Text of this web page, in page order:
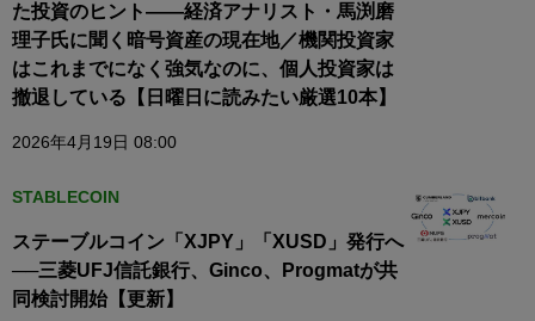
た投資のヒント——経済アナリスト・馬渕磨
理子氏に聞く暗号資産の現在地／機関投資家
はこれまでになく強気なのに、個人投資家は
撤退している【日曜日に読みたい厳選10本】
2026年4月19日 08:00
STABLECOIN
ステーブルコイン「XJPY」「XUSD」発行へ
──三菱UFJ信託銀行、Ginco、Progmatが共
同検討開始【更新】